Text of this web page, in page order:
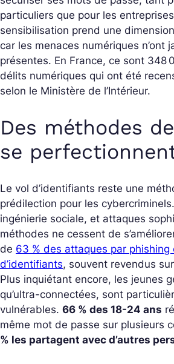
particuliers que pour les
sensibilisation prend une
car les menaces numériques n’ont
présentes. En France, ce sont 348
délits numériques qui ont été
selon le Ministère de l’Intérieur.
Des méthodes
se
Le vol d’identifiants reste une
prédilection pour les
ingénierie sociale, et attaques
méthodes ne cessent de
de 63 % des attaques par phishing
d’identifiants, souvent revendus
Plus inquiétant encore, les jeunes
qu’ultra-connectées, sont
vulnérables. 66 % des 18-24 ans
même mot de passe sur plusieurs
% les partagent avec d’autres